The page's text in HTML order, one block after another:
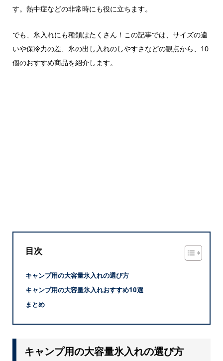
す。熱中症などの非常時にも役に立ちます。
でも、氷入れにも種類はたくさん！この記事では、サイズの違
いや保冷力の差、氷の出し入れのしやすさなどの観点から、10
個のおすすめ商品を紹介します。
目次
キャンプ用の大容量氷入れの選び方
キャンプ用の大容量氷入れおすすめ10選
まとめ
キャンプ用の大容量氷入れの選び方